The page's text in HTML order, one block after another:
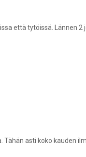
että tytöissä.
asti koko